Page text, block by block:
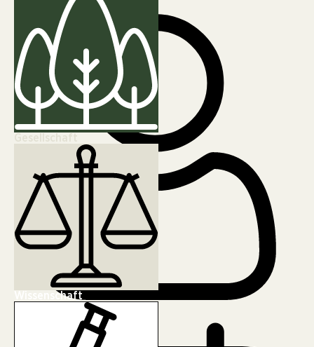
Wissenschaft
FREDA Redaktion